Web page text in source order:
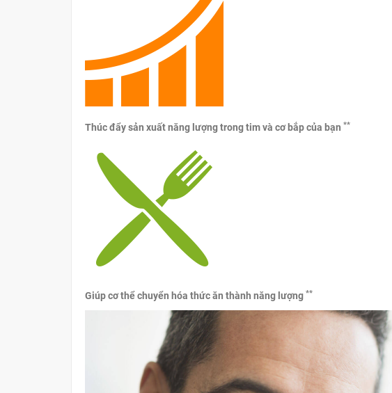
Thúc đẩy sản xuất năng lượng trong tim và cơ bắp của bạn **
Giúp cơ thể chuyển hóa thức ăn thành năng lượng **